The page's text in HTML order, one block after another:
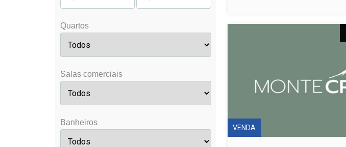
VENDA
Quartos
Salas comerciais
Banheiros